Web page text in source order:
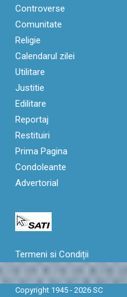
Controverse
Comunitate
Religie
Calendarul zilei
Utilitare
Justitie
Edilitare
Reportaj
Restituiri
Prima Pagina
Condoleante
Advertorial
Termeni si Condiții
Copyright 1945 - 2026 SC